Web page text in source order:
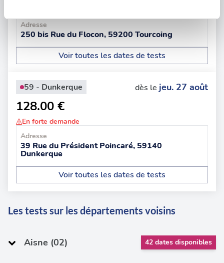
Les cookies nous permettent de personnaliser le contenu
et les annonces, d'offrir des fonctionnalités relatives aux
partageons également des informations sur l'utilisation de
publicité et d'analyse, qui peuvent combiner celles-ci
avec d'autres informations que vous leur avez fournies
ou qu'ils ont collectées lors de votre utilisation de leurs
Adresse
250 bis Rue du Flocon, 59200 Tourcoing
Voir toutes les dates de tests
59 - Dunkerque dès le jeu. 27 août
128.00 €
En forte demande
Adresse
39 Rue du Président Poincaré, 59140
Dunkerque
Voir toutes les dates de tests
Les tests sur les départements voisins
Aisne (02) 42 dates disponibles